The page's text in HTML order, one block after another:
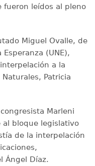
fueron leídos al pleno
Miguel Ovalle, de
(UNE),
a la
Patricia
Marleni
al bloque legislativo
de la interpelación
Ángel Díaz.